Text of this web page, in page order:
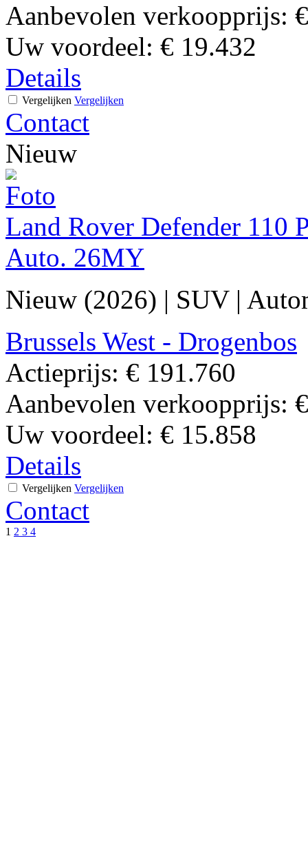
Aanbevolen verkoopprijs:
Uw voordeel: € 19.432
Details
Vergelijken Vergelijken
Contact
Nieuw
Land Rover Defender 110
Auto. 26MY
Nieuw (2026) | SUV|
Brussels West - Drogenbos
Actieprijs: € 191.760
Aanbevolen verkoopprijs:
Uw voordeel: € 15.858
Details
Vergelijken Vergelijken
Contact
1 2 3 4